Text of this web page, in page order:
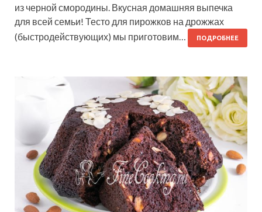
из черной смородины. Вкусная домашняя выпечка
для всей семьи! Тесто для пирожков на дрожжах
(быстродействующих) мы приготовим…
ПОДРОБНЕЕ